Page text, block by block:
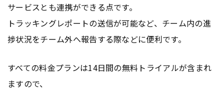
サービスとも連携ができる点です。
トラッキングレポートの送信が可能など、チーム内の進
捗状況をチーム外へ報告する際などに便利です。
すべての料金プランは14日間の無料トライアルが含まれ
ますので、